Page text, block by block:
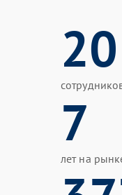
20
7
лет на